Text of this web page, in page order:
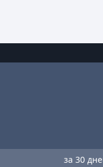
за 30